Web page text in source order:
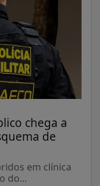
chega a
de
em clínica
do...